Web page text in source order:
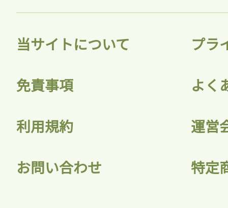
会員登録
当サイトについて プラ
免責事項 よく
利用規約 運営
お問い合わせ 特定